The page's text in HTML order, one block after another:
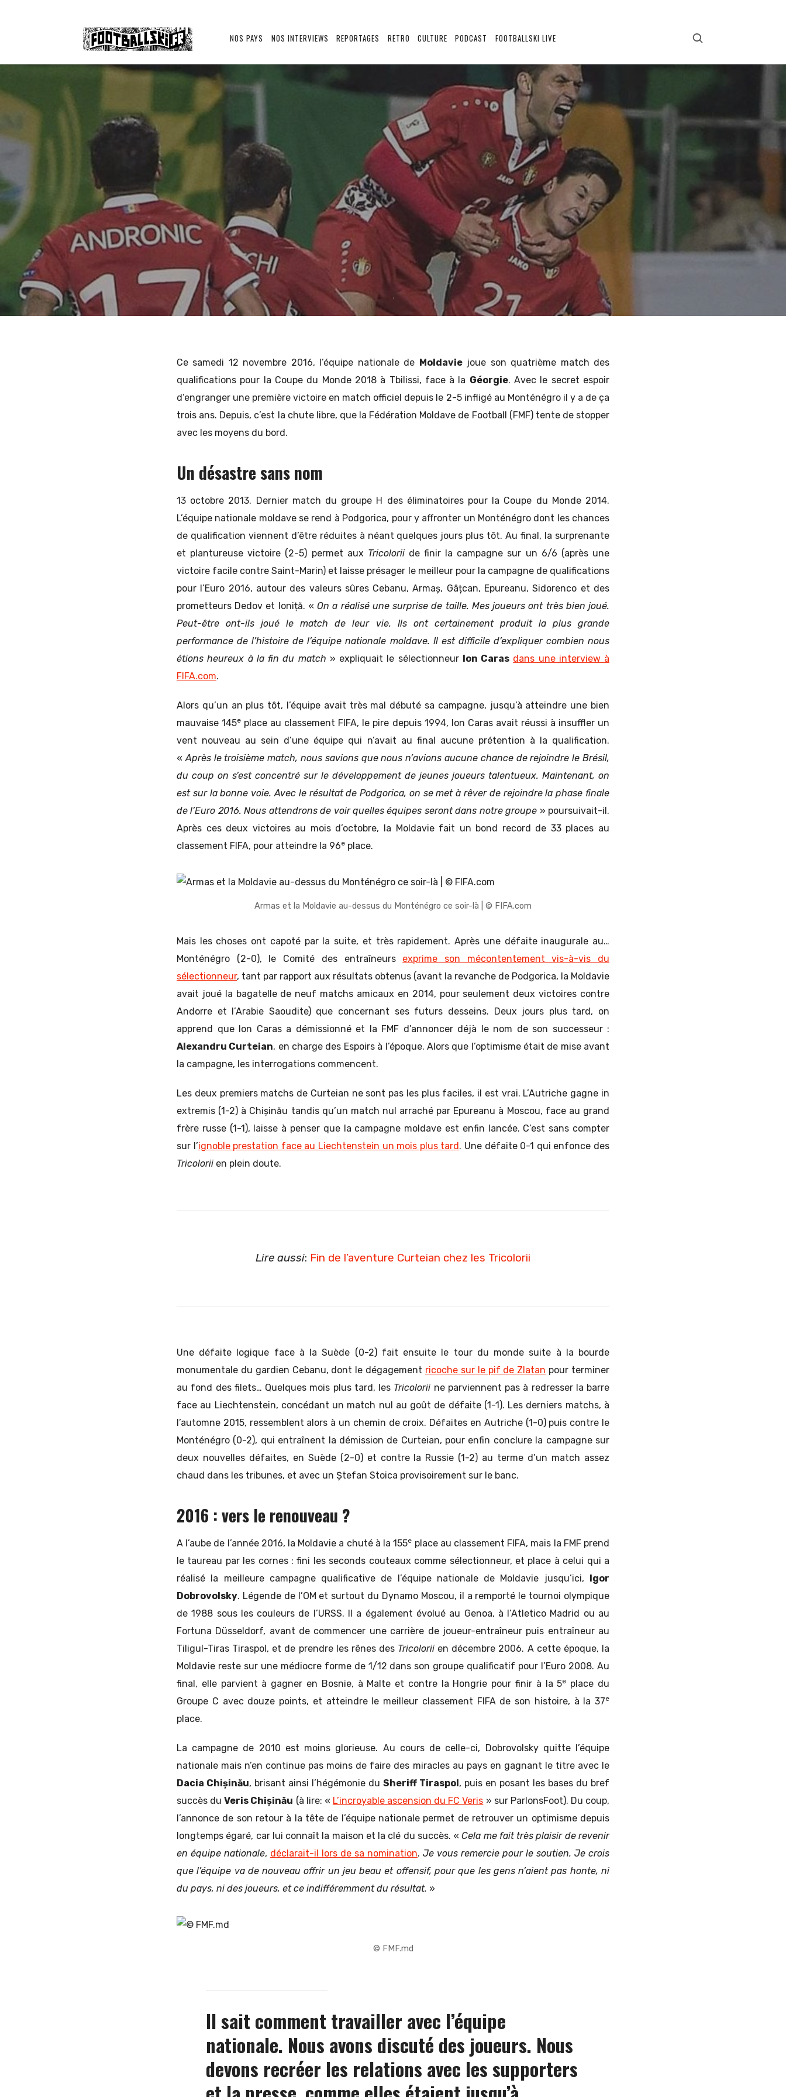
Footballski
d'Europe
centrale
et
NOS PAYS NOS INTERVIEWS REPORTAGES RETRO CULTURE PODCAST FOOTBALLSKI LIVE
MOLDAVIE ??
11 NOVEMBRE 2016 2 COMMENTS THOMAS GHISLAIN
Ce samedi 12 novembre 2016, l’équipe nationale de Moldaviejoue son quatrième match des
qualifications pour la Coupe du Monde 2018 à Tbilissi, face à la Géorgie. Avec le secret espoir
d’engranger une première victoire en match officiel depuis le 2-5 infligé au Monténégro il y a de ça
trois ans. Depuis, c’est la chute libre, que la Fédération Moldave de Football (FMF) tente de stopper
avec les moyens du bord.
Un désastre sans nom
13 octobre 2013. Dernier match du groupe H des éliminatoires pour la Coupe du Monde 2014.
L’équipe nationale moldave se rend à Podgorica, pour y affronter un Monténégro dont les chances
de qualification viennent d’être réduites à néant quelques jours plus tôt. Au final, la surprenante
et plantureuse victoire (2-5) permet aux Tricoloriide finir la campagne sur un 6/6 (après une
victoire facile contre Saint-Marin) et laisse présager le meilleur pour la campagne de qualifications
pour l’Euro 2016, autour des valeurs sûres Cebanu, Armaș, Gâțcan, Epureanu, Sidorenco et des
prometteurs Dedov et Ioniță. «On a réalisé une surprise de taille. Mes joueurs ont très bien joué.
Peut-être ont-ils joué le match de leur vie. Ils ont certainement produit la plus grande
performance de l’histoire de l’équipe nationale moldave. Il est difficile d’expliquer combien nous
étions heureux à la fin du match » expliquait le sélectionneur Ion Caras dans une interview à
FIFA.com.
Alors qu’un an plus tôt, l’équipe avait très mal débuté sa campagne, jusqu’à atteindre une bien
mauvaise 145e place au classement FIFA, le pire depuis 1994, Ion Caras avait réussi à insuffler un
vent nouveau au sein d’une équipe qui n’avait au final aucune prétention à la qualification.
«Après le troisième match, nous savions que nous n’avions aucune chance de rejoindre le Brésil,
du coup on s’est concentré sur le développement de jeunes joueurs talentueux. Maintenant, on
est sur la bonne voie. Avec le résultat de Podgorica, on se met à rêver de rejoindre la phase finale
de l’Euro 2016. Nous attendrons de voir quelles équipes seront dans notre groupe » poursuivait-il.
Après ces deux victoires au mois d’octobre, la Moldavie fait un bond record de 33 places au
classement FIFA, pour atteindre la 96e place.
Armas et la Moldavie au-dessus du Monténégro ce soir-là | © FIFA.com
Mais les choses ont capoté par la suite, et très rapidement. Après une défaite inaugurale au…
Monténégro (2-0), le Comité des entraîneurs exprime son mécontentement vis-à-vis du
sélectionneur, tant par rapport aux résultats obtenus (avant la revanche de Podgorica, la Moldavie
avait joué la bagatelle de neuf matchs amicaux en 2014, pour seulement deux victoires contre
Andorre et l’Arabie Saoudite) que concernant ses futurs desseins. Deux jours plus tard, on
apprend que Ion Caras a démissionné et la FMF d’annoncer déjà le nom de son successeur :
Alexandru Curteian, en charge des Espoirs à l’époque. Alors que l’optimisme était de mise avant
la campagne, les interrogations commencent.
Les deux premiers matchs de Curteian ne sont pas les plus faciles, il est vrai. L’Autriche gagne in
extremis (1-2) à Chișinău tandis qu’un match nul arraché par Epureanu à Moscou, face au grand
frère russe (1-1), laisse à penser que la campagne moldave est enfin lancée. C’est sans compter
sur l’ignoble prestation face au Liechtenstein un mois plus tard. Une défaite 0-1 qui enfonce des
Tricolorii en plein doute.
Lire aussi: Fin de l’aventure Curteian chez les Tricolorii
Une défaite logique face à la Suède (0-2) fait ensuite le tour du monde suite à la bourde
monumentale du gardien Cebanu, dont le dégagement ricoche sur le pif de Zlatan pour terminer
au fond des filets… Quelques mois plus tard, les Tricolorii ne parviennent pas à redresser la barre
face au Liechtenstein, concédant un match nul au goût de défaite (1-1). Les derniers matchs, à
l’automne 2015, ressemblent alors à un chemin de croix. Défaites en Autriche (1-0) puis contre le
Monténégro (0-2), qui entraînent la démission de Curteian, pour enfin conclure la campagne sur
deux nouvelles défaites, en Suède (2-0) et contre la Russie (1-2) au terme d’un match assez
chaud dans les tribunes, et avec un Ștefan Stoica provisoirement sur le banc.
2016 : vers le renouveau ?
A l’aube de l’année 2016, la Moldavie a chuté à la 155e place au classement FIFA, mais la FMF prend
le taureau par les cornes : fini les seconds couteaux comme sélectionneur, et place à celui qui a
réalisé la meilleure campagne qualificative de l’équipe nationale de Moldavie jusqu’ici,
Igor
Dobrovolsky. Légende de l’OM et surtout du Dynamo Moscou, il a remporté le tournoi olympique
de 1988 sous les couleurs de l’URSS. Il a également évolué au Genoa, à l’Atletico Madrid ou au
Fortuna Düsseldorf, avant de commencer une carrière de joueur-entraîneur puis entraîneur au
Tiligul-Tiras Tiraspol, et de prendre les rênes des Tricolorii en décembre 2006. A cette époque, la
Moldavie reste sur une médiocre forme de 1/12 dans son groupe qualificatif pour l’Euro 2008. Au
final, elle parvient à gagner en Bosnie, à Malte et contre la Hongrie pour finir à la 5e place du
Groupe C avec douze points, et atteindre le meilleur classement FIFA de son histoire, à la 37e
place.
La campagne de 2010 est moins glorieuse. Au cours de celle-ci, Dobrovolsky quitte l’équipe
nationale mais n’en continue pas moins de faire des miracles au pays en gagnant le titre avec le
Dacia Chișinău, brisant ainsi l’hégémonie du Sheriff Tiraspol , puis en posant les bases du bref
succès duVeris Chișinău (à lire: « L’incroyable ascension du FC Veris » sur ParlonsFoot). Du coup,
l’annonce de son retour à la tête de l’équipe nationale permet de retrouver un optimisme depuis
longtemps égaré, car lui connaît la maison et la clé du succès. «Cela me fait très plaisir de revenir
en équipe nationale, déclarait-il lors de sa nomination. Je vous remercie pour le soutien. Je crois
que l’équipe va de nouveau offrir un jeu beau et offensif, pour que les gens n’aient pas honte, ni
du pays, ni des joueurs, et ce indifféremment du résultat. »
© FMF.md
Il sait comment travailler avec l’équipe
nationale. Nous avons discuté des joueurs. Nous
devons recréer les relations avec les supporters